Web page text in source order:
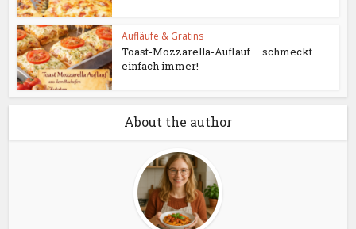
Aufläufe & Gratins
Toast-Mozzarella-Auflauf – schmeckt
einfach immer!
About the author